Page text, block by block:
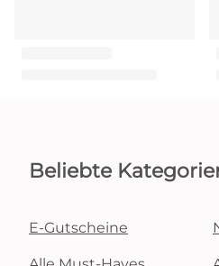
Beliebte
E-Gutscheine